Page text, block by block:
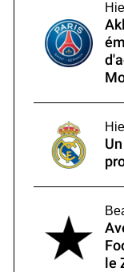
le